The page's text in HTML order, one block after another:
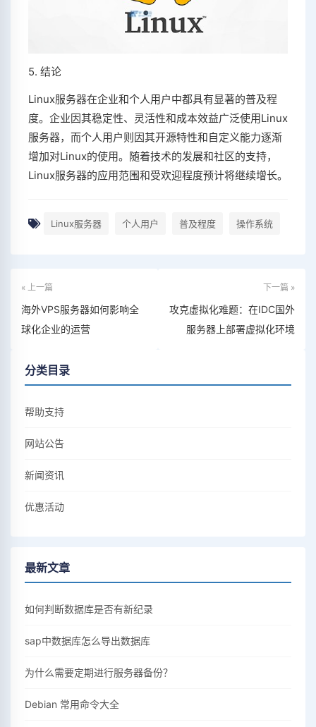
5. 结论
Linux服务器在企业和个人用户中都具有显著的普及程
度。企业因其稳定性、灵活性和成本效益广泛使用Linux
服务器，而个人用户则因其开源特性和自定义能力逐渐
增加对Linux的使用。随着技术的发展和社区的支持，
Linux服务器的应用范围和受欢迎程度预计将继续增长。
Linux服务器 个人用户 普及程度 操作系统
« 上一篇
海外VPS服务器如何影响全
球化企业的运营
下一篇 »
攻克虚拟化难题：在IDC国外
服务器上部署虚拟化环境
分类目录
帮助支持
网站公告
新闻资讯
优惠活动
最新文章
如何判断数据库是否有新纪录
sap中数据库怎么导出数据库
为什么需要定期进行服务器备份？
Debian 常用命令大全